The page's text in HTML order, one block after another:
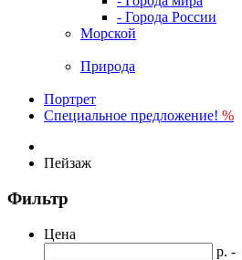
- Города России
Морской
Природа
Портрет
Специальное предложение! %
Пейзаж
Фильтр
Цена
р. -